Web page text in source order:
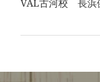
VAL古河校 長浜